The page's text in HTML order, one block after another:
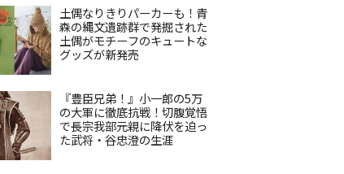
土偶なりきりパーカーも！青
森の縄文遺跡群で発掘された
土偶がモチーフのキュートな
グッズが新発売
『豊臣兄弟！』小一郎の5万
の大軍に徹底抗戦！切腹覚悟
で長宗我部元親に降伏を迫っ
た武将・谷忠澄の生涯